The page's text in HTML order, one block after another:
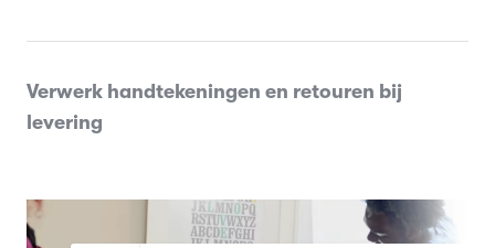
Verwerk handtekeningen en retouren bij
levering